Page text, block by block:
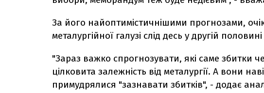
За його найоптимістичнішими прогнозами,
металургійної галузі слід десь у другій
"Зараз важко спрогнозувати, які саме збитки
цілковита залежність від металургії. А вони
примудрялися "зазнавати збитків", - додає